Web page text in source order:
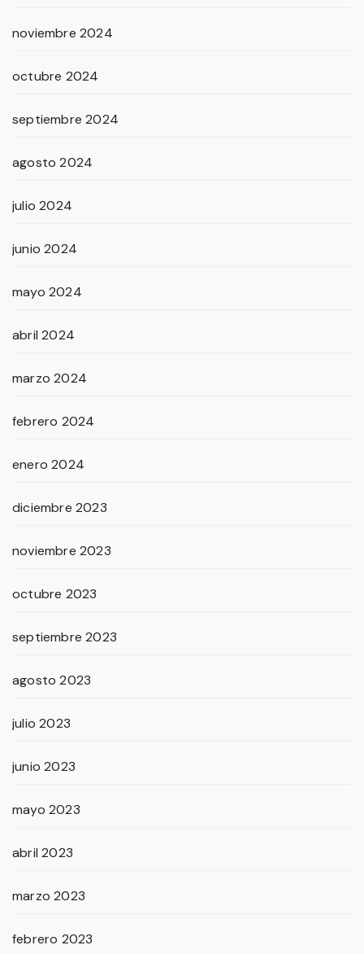
noviembre 2024
octubre 2024
septiembre 2024
agosto 2024
julio 2024
junio 2024
mayo 2024
abril 2024
marzo 2024
febrero 2024
enero 2024
diciembre 2023
noviembre 2023
octubre 2023
septiembre 2023
agosto 2023
julio 2023
junio 2023
mayo 2023
abril 2023
marzo 2023
febrero 2023